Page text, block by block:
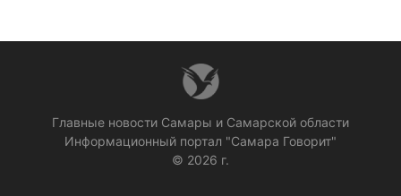
Главные новости Самары и Самарской области
Информационный портал "Самара Говорит"
© 2026 г.